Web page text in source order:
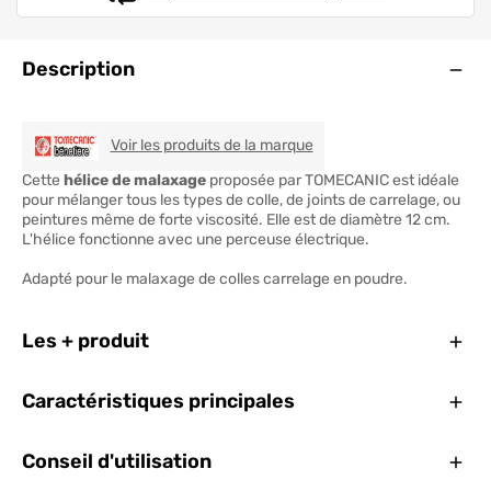
Description
Voir les produits de la marqueTOMECAMIC
Cette hélice de malaxage proposée par TOMECANIC est idéale
pour mélanger tous les types de colle, de joints de carrelage, ou
peintures même de forte viscosité. Elle est de diamètre 12 cm.
L'hélice fonctionne avec une perceuse électrique.
Adapté pour le malaxage de colles carrelage en poudre.
Les + produit
Caractéristiques principales
Conseil d'utilisation